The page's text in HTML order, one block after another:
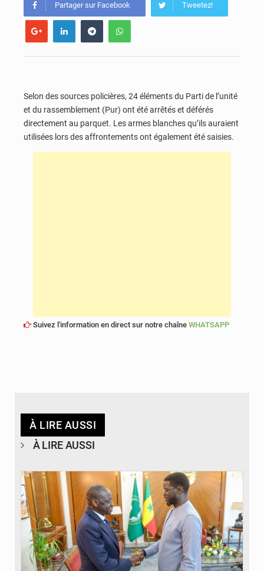
Partager sur Facebook Tweetez!
Selon des sources policières, 24 éléments du Parti de l’unité
et du rassemblement (Pur) ont été arrêtés et déférés
directement au parquet. Les armes blanches qu’ils auraient
utilisées lors des affrontements ont également été saisies.
Suivez l'information en direct sur notre chaîne WHATSAPP
À LIRE AUSSI
À LIRE AUSSI